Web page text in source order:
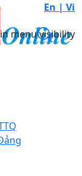
En | Vi
menu visibility